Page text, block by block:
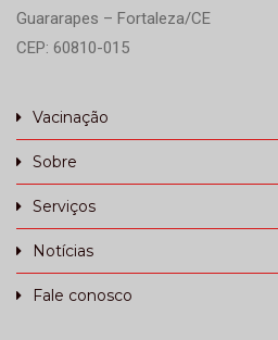
Guararapes – Fortaleza/CE
CEP: 60810-015
Vacinação
Sobre
Serviços
Notícias
Fale conosco